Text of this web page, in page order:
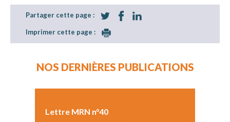
Partager cette page :
Imprimer cette page :
NOS DERNIÈRES PUBLICATIONS
Lettre MRN n°40